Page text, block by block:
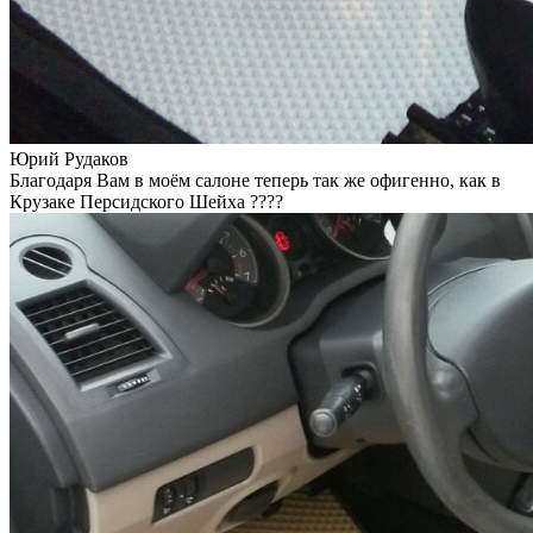
Юрий Рудаков
Благодаря Вам в моём салоне теперь так же офигенно, как в
Крузаке Персидского Шейха ????